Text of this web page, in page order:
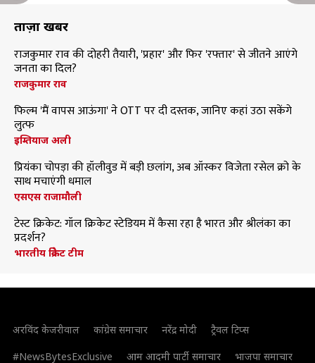
ताज़ा खबरें
राजकुमार राव की दोहरी तैयारी, 'प्रहार' और फिर 'रफ्तार' से जीतने आएंगे
जनता का दिल?
राजकुमार राव
फिल्म 'मैं वापस आऊंगा' ने OTT पर दी दस्तक, जानिए कहां उठा सकेंगे
लुत्फ
इम्तियाज अली
प्रियंका चोपड़ा की हॉलीवुड में बड़ी छलांग, अब ऑस्कर विजेता रसेल क्रो के
साथ मचाएंगी धमाल
एसएस राजामौली
टेस्ट क्रिकेट: गॉल क्रिकेट स्टेडियम में कैसा रहा है भारत और श्रीलंका का
प्रदर्शन?
भारतीय क्रिकेट टीम
अरविंद केजरीवाल कांग्रेस समाचार नरेंद्र मोदी
ट्रैवल टिप्स
#NewsBytesExclusive
आम आदमी पार्टी समाचार भाजपा समाचार